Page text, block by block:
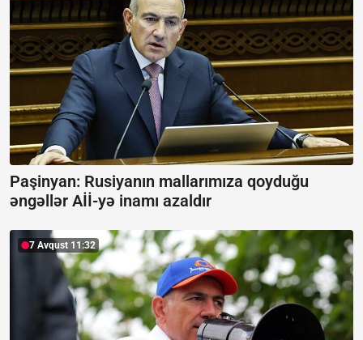
Paşinyan: Rusiyanın mallarımıza qoyduğu
əngəllər Aİİ-yə inamı azaldır
7 Avqust 11:32